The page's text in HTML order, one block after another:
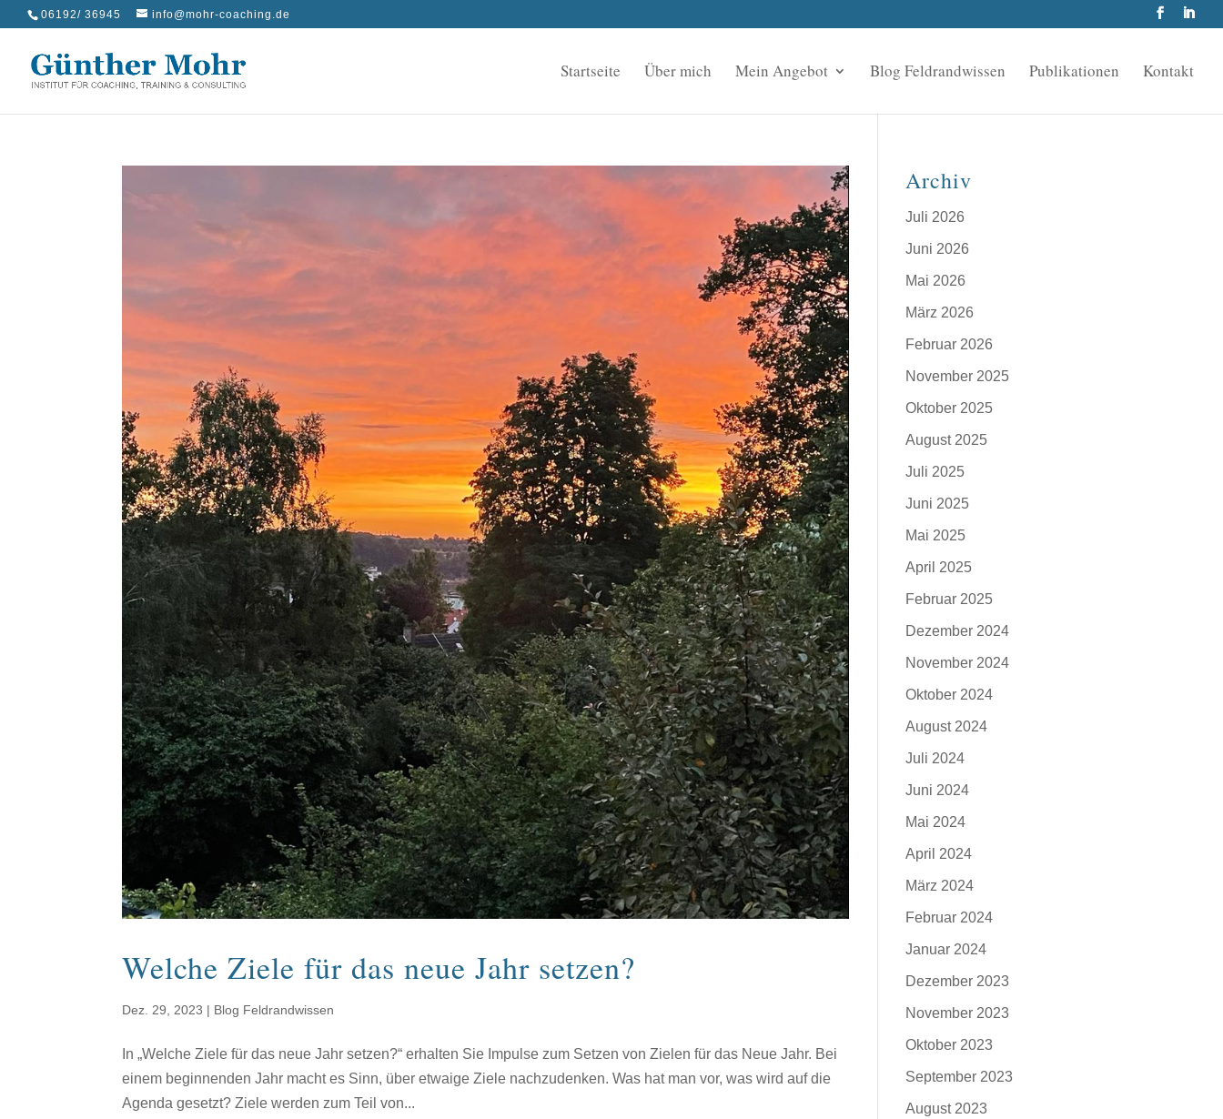
06192/ 36945 info@mohr-coaching.de
Startseite Über mich Mein Angebot Blog Feldrandwissen Publikationen Kontakt
Welche Ziele für das neue Jahr setzen?
Dez. 29, 2023 | Blog Feldrandwissen
In „Welche Ziele für das neue Jahr setzen?“ erhalten Sie Impulse zum Setzen von Zielen für das Neue Jahr. Bei
einem beginnenden Jahr macht es Sinn, über etwaige Ziele nachzudenken. Was hat man vor, was wird auf die
Agenda gesetzt? Ziele werden zum Teil von...
Archiv
Juli 2026
Juni 2026
Mai 2026
März 2026
Februar 2026
November 2025
Oktober 2025
August 2025
Juli 2025
Juni 2025
Mai 2025
April 2025
Februar 2025
Dezember 2024
November 2024
Oktober 2024
August 2024
Juli 2024
Juni 2024
Mai 2024
April 2024
März 2024
Februar 2024
Januar 2024
Dezember 2023
November 2023
Oktober 2023
September 2023
August 2023